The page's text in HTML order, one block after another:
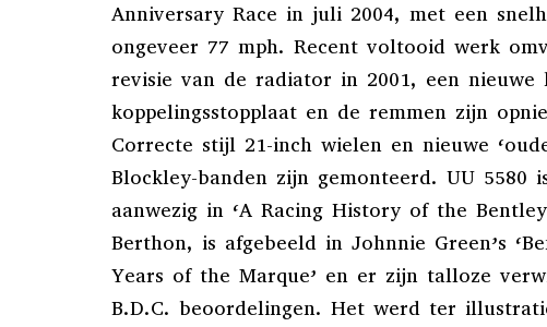
Anniversary Race in juli 2004, met een
ongeveer 77 mph. Recent voltooid werk
revisie van de radiator in 2001, een nieuwe
koppelingsstopplaat en de remmen zijn
Correcte stijl 21-inch wielen en nieuwe
Blockley-banden zijn gemonteerd. UU 5580
aanwezig in ‘A Racing History of the
Berthon, is afgebeeld in Johnnie Green’s
Years of the Marque’ en er zijn talloze
B.D.C. beoordelingen. Het werd ter